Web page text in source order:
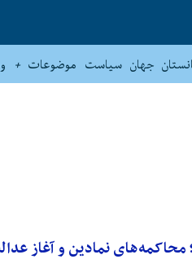
جهان سیاست موضوعات
نمادین و آغاز